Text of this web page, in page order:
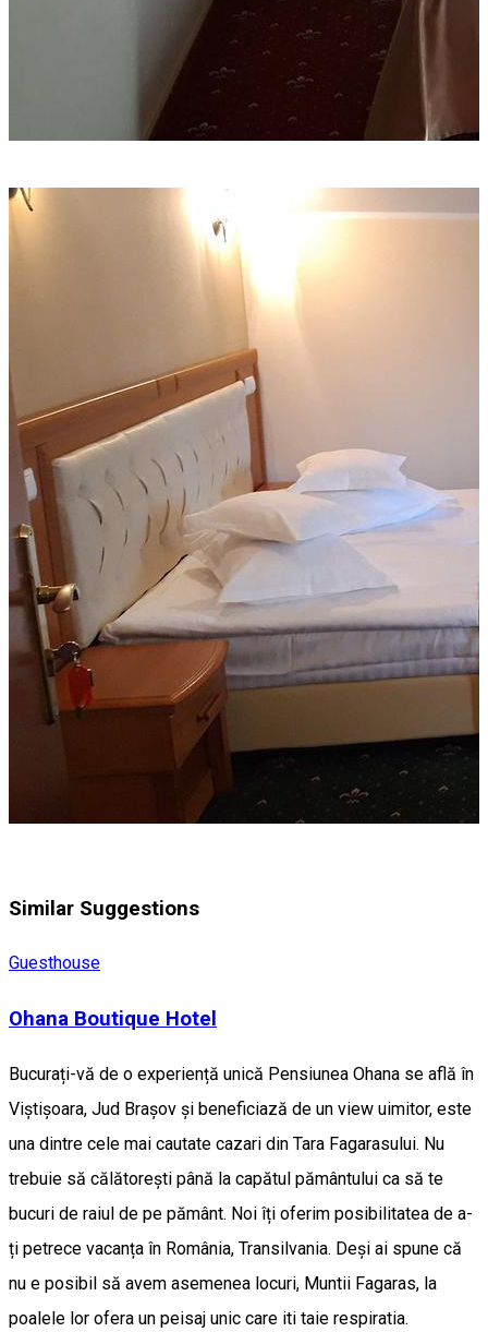
Similar Suggestions
Guesthouse
Ohana Boutique Hotel
Bucurați-vă de o experiență unică Pensiunea Ohana se află în
Viștișoara, Jud Brașov și beneficiază de un view uimitor, este
una dintre cele mai cautate cazari din Tara Fagarasului. Nu
trebuie să călătorești până la capătul pământului ca să te
bucuri de raiul de pe pământ. Noi îți oferim posibilitatea de a-
ți petrece vacanța în România, Transilvania. Deși ai spune că
nu e posibil să avem asemenea locuri, Muntii Fagaras, la
poalele lor ofera un peisaj unic care iti taie respiratia.